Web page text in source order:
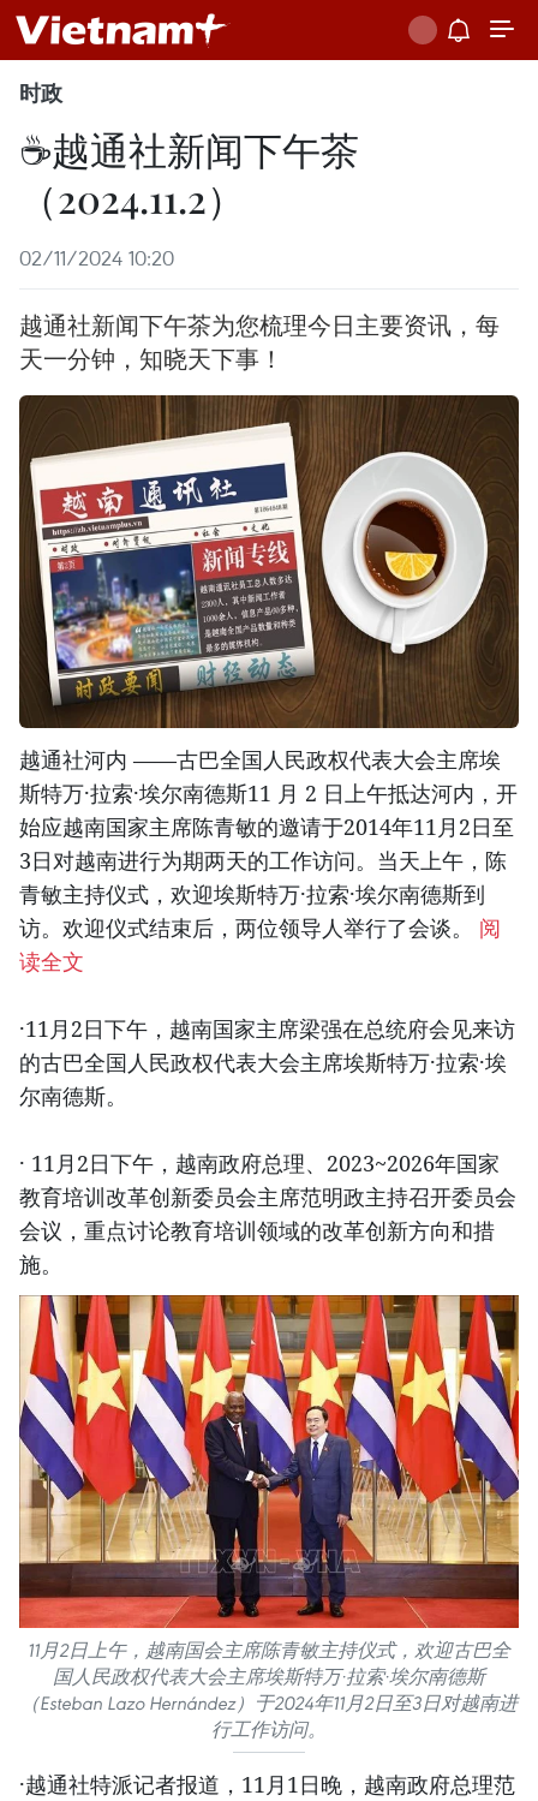
时政
☕️越通社新闻下午茶
（2024.11.2）
02/11/2024 10:20
越通社新闻下午茶为您梳理今日主要资讯，每
天一分钟，知晓天下事！
越通社河内 ——古巴全国人民政权代表大会主席埃
斯特万·拉索·埃尔南德斯11 月 2 日上午抵达河内，开
始应越南国家主席陈青敏的邀请于2014年11月2日至
3日对越南进行为期两天的工作访问。当天上午，陈
青敏主持仪式，欢迎埃斯特万·拉索·埃尔南德斯到
访。欢迎仪式结束后，两位领导人举行了会谈。 阅
读全文
·11月2日下午，越南国家主席梁强在总统府会见来访
的古巴全国人民政权代表大会主席埃斯特万·拉索·埃
尔南德斯。
· 11月2日下午，越南政府总理、2023~2026年国家
教育培训改革创新委员会主席范明政主持召开委员会
会议，重点讨论教育培训领域的改革创新方向和措
施。
11月2日上午，越南国会主席陈青敏主持仪式，欢迎古巴全
国人民政权代表大会主席埃斯特万·拉索·埃尔南德斯
（Esteban Lazo Hernández）于2024年11月2日至3日对越南进
行工作访问。
·越通社特派记者报道，11月1日晚，越南政府总理范